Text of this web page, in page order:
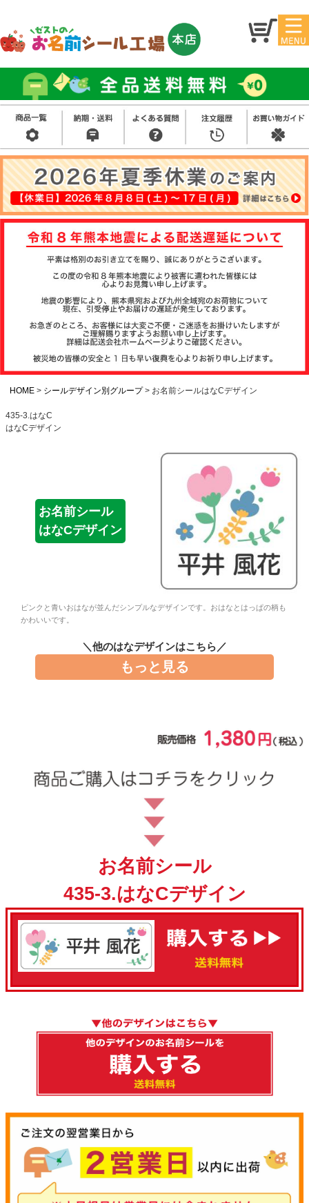
マイ
ジ
お名
前シ
ール
アイ
ロン
シー
ル
お買
い得
セッ
ト
スタ
ンプ
その
他
注文履歴
て
よくある質問
商品ガイド
らせ
会員登録
HOME シールデザイン別グループ お名前シールはなCデザイン
435-3.はなC
はなCデザイン
お名前シール
はなCデザイン
ピンクと青いおはなが並んだシンプルなデザインです。おはなとはっぱの柄も
かわいいです。
＼他のはなデザインはこちら／
もっと見る
お名前シール
435-3.はなCデザイン